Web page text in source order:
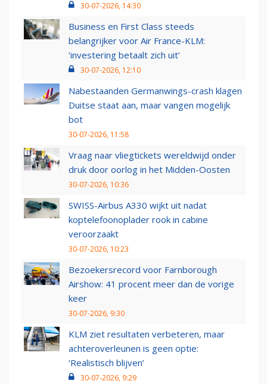
30-07-2026, 14:30
Business en First Class steeds
belangrijker voor Air France-KLM:
‘investering betaalt zich uit’
30-07-2026, 12:10
Nabestaanden Germanwings-crash klagen
Duitse staat aan, maar vangen mogelijk
bot
30-07-2026, 11:58
Vraag naar vliegtickets wereldwijd onder
druk door oorlog in het Midden-Oosten
30-07-2026, 10:36
SWISS-Airbus A330 wijkt uit nadat
koptelefoonoplader rook in cabine
veroorzaakt
30-07-2026, 10:23
Bezoekersrecord voor Farnborough
Airshow: 41 procent meer dan de vorige
keer
30-07-2026, 9:30
KLM ziet resultaten verbeteren, maar
achteroverleunen is geen optie:
‘Realistisch blijven’
30-07-2026, 9:29